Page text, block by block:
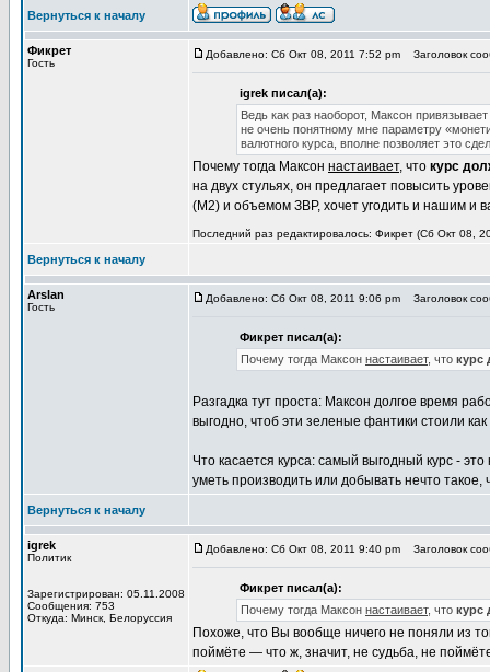
Вернуться к началу
Фикрет
Гость
Добавлено: Сб Окт 08, 2011 7:52 pm Заголовок
igrek писал(а):
Ведь как раз наоборот, Максон
не очень понятному мне параметру
валютного курса, вполне позволяет это
Почему тогда Максон настаивает, что курс
на двух стульях, он предлагает повысить
(М2) и объемом ЗВР, хочет угодить и нашим и
Последний раз редактировалось: Фикрет (Сб Окт 08,
Вернуться к началу
Arslan
Гость
Добавлено: Сб Окт 08, 2011 9:06 pm Заголовок
Фикрет писал(а):
Почему тогда Максон настаивает, что курс
Разгадка тут проста: Максон долгое время
выгодно, чтоб эти зеленые фантики стоили
Что касается курса: самый выгодный курс -
уметь производить или добывать нечто такое,
Вернуться к началу
igrek
Политик
Зарегистрирован: 05.11.2008
Сообщения: 753
Откуда: Минск, Белоруссия
Добавлено: Сб Окт 08, 2011 9:40 pm Заголовок
Фикрет писал(а):
Почему тогда Максон настаивает, что курс
Похоже, что Вы вообще ничего не поняли из
поймёте — что ж, значит, не судьба, не